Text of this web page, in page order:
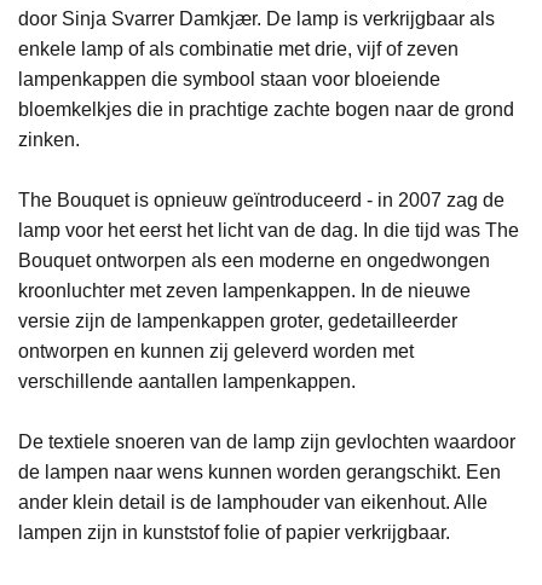
door Sinja Svarrer Damkjær. De lamp is verkrijgbaar als
enkele lamp of als combinatie met drie, vijf of zeven
lampenkappen die symbool staan ​​voor bloeiende
bloemkelkjes die in prachtige zachte bogen naar de grond
zinken.
The Bouquet is opnieuw geïntroduceerd - in 2007 zag de
lamp voor het eerst het licht van de dag. In die tijd was The
Bouquet ontworpen als een moderne en ongedwongen
kroonluchter met zeven lampenkappen. In de nieuwe
versie zijn de lampenkappen groter, gedetailleerder
ontworpen en kunnen zij geleverd worden met
verschillende aantallen lampenkappen.
De textiele snoeren van de lamp zijn gevlochten waardoor
de lampen naar wens kunnen worden gerangschikt. Een
ander klein detail is de lamphouder van eikenhout. Alle
lampen zijn in kunststof folie of papier verkrijgbaar.